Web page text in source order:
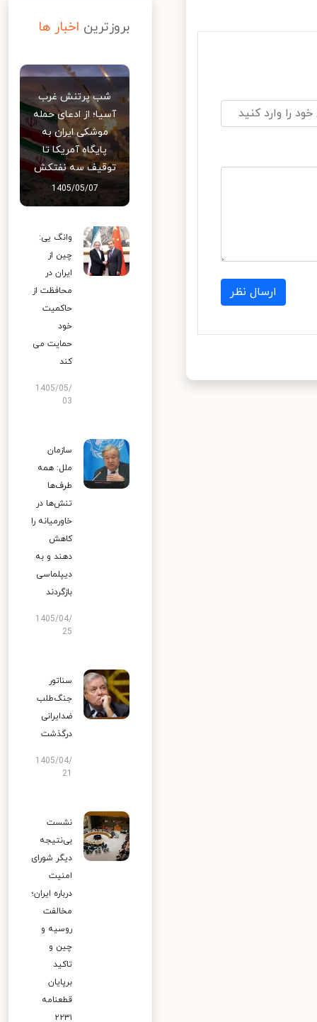
ارسال نظر
بروزترین اخبار ها
شب پرتنش غرب
آسیا؛ از ادعای حمله
موشکی ایران به
پایگاه آمریکا تا
توقیف سه نفتکش
1405/05/07
وانگ یی:
چین از
ایران در
محافظت از
حاکمیت
خود
حمایت می
کند
1405/05/
03
سازمان
ملل: همه
طرف‌ها
تنش‌ها در
خاورمیانه را
کاهش
دهند و به
دیپلماسی
بازگردند
1405/04/
25
سناتور
جنگ‌طلب
ضدایرانی
درگذشت
1405/04/
نشست
بی‌نتیجه
دیگر شورای
امنیت
درباره ایران؛
مخالفت
روسیه و
چین و
تاکید
برپایان
قطعنامه
۲۲۳۱